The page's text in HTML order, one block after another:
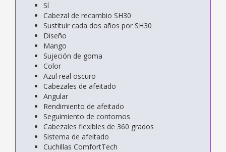
Sí
Cabezal de recambio SH30
Sustituir cada dos años por SH30
Diseño
Mango
Sujeción de goma
Color
Azul real oscuro
Cabezales de afeitado
Angular
Rendimiento de afeitado
Seguimiento de contornos
Cabezales flexibles de 360 grados
Sistema de afeitado
Cuchillas ComfortTech